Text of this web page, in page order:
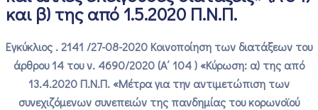
και β) της από 1.5.2020 Π.Ν.Π.
Εγκύκλιος . 2141 /27-08-2020 Κοινοποίηση των διατάξεων του
άρθρου 14 του ν. 4690/2020 (Α΄ 104 ) «Κύρωση: α) της από
13.4.2020 Π.Ν.Π. «Μέτρα για την αντιμετώπιση των
συνεχιζόμενων συνεπειών της πανδημίας του κορωνοϊού